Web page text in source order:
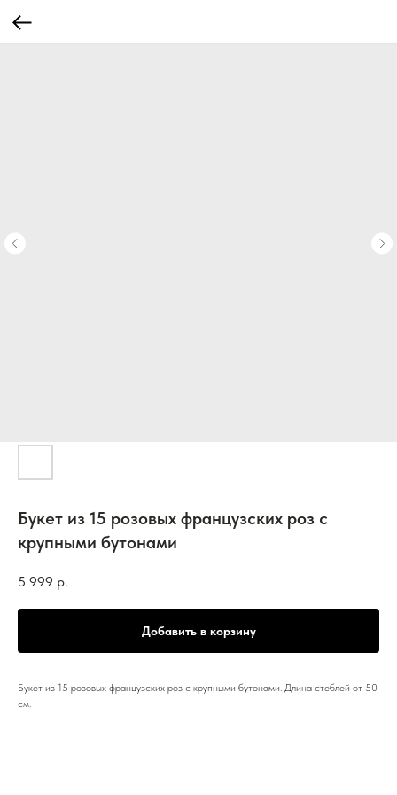
Букет из 15 розовых французских роз с
крупными бутонами
5 999 р.
Добавить в корзину
Букет из 15 розовых французских роз с крупными бутонами. Длина стеблей от 50
см.